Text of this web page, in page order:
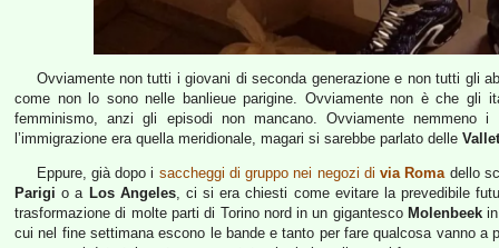
Ovviamente non tutti i giovani di seconda generazione e non tutti gli
come non lo sono nelle banlieue parigine. Ovviamente non è che gli
femminismo, anzi gli episodi non mancano. Ovviamente nemmeno
l’immigrazione era quella meridionale, magari si sarebbe parlato delle
Eppure, già dopo i saccheggi di gruppo nei negozi divia Romadello
Parigi o a Los Angeles, ci si era chiesti come evitare la prevedibile
trasformazione di molte parti di Torino nord in un gigantesco Molenbeek
cui nel fine settimana escono le bande e tanto per fare qualcosa vanno a